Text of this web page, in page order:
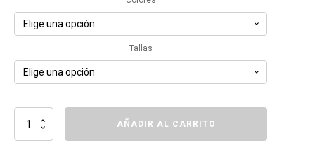
Tallas
Eloise
AÑADIR AL CARRITO